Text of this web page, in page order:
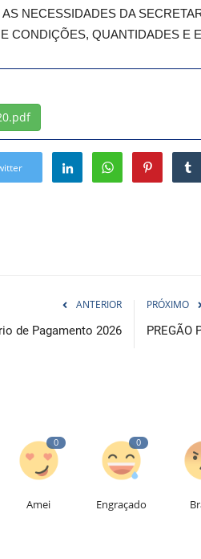
NECESSIDADES DA
CONDIÇÕES, QUANTIDADES E
ANTERIOR
de Pagamento 2026
PRÓXIMO
PREGÃO
0
Amei
0
Engraçado